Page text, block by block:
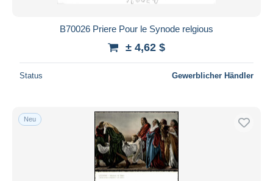
B70026 Priere Pour le Synode relgious
± 4,62 $
Status Gewerblicher Händler
Neu